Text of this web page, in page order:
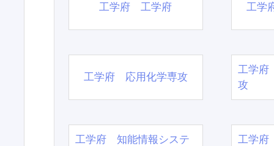
工学府 工学府 工学
工学府 応用化学専攻
工学府
攻
工学府 知能情報システ
工学府